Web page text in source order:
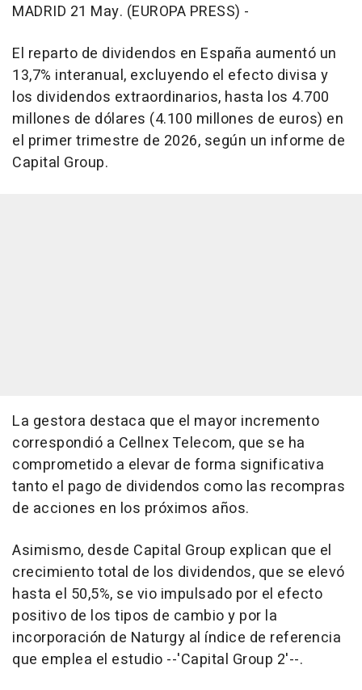
MADRID 21 May. (EUROPA PRESS) -
El reparto de dividendos en España aumentó un
13,7% interanual, excluyendo el efecto divisa y
los dividendos extraordinarios, hasta los 4.700
millones de dólares (4.100 millones de euros) en
el primer trimestre de 2026, según un informe de
Capital Group.
La gestora destaca que el mayor incremento
correspondió a Cellnex Telecom, que se ha
comprometido a elevar de forma significativa
tanto el pago de dividendos como las recompras
de acciones en los próximos años.
Asimismo, desde Capital Group explican que el
crecimiento total de los dividendos, que se elevó
hasta el 50,5%, se vio impulsado por el efecto
positivo de los tipos de cambio y por la
incorporación de Naturgy al índice de referencia
que emplea el estudio --'Capital Group 2'--.